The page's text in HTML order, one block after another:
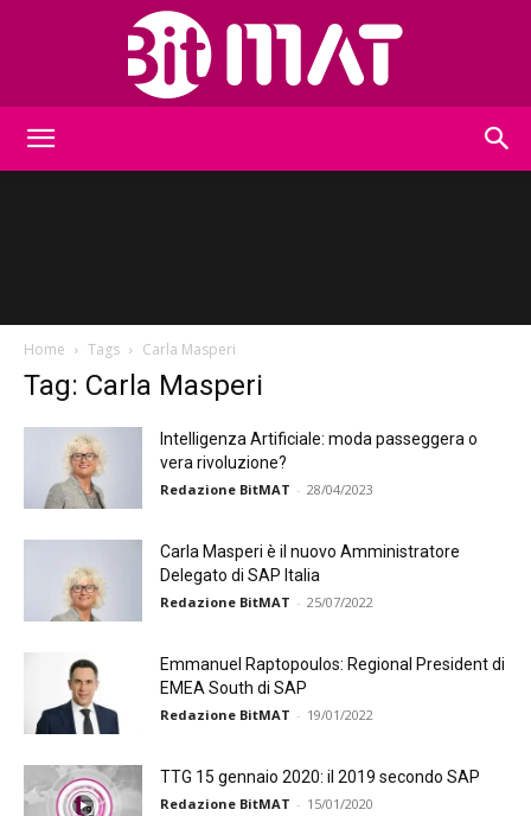
Home Tags Carla Masperi
Tag: Carla Masperi
Intelligenza Artificiale: moda passeggera o
vera rivoluzione?
Redazione BitMAT - 28/04/2023
Carla Masperi è il nuovo Amministratore
Delegato di SAP Italia
Redazione BitMAT - 25/07/2022
Emmanuel Raptopoulos: Regional President di
EMEA South di SAP
Redazione BitMAT - 19/01/2022
TTG 15 gennaio 2020: il 2019 secondo SAP
Redazione BitMAT - 15/01/2020